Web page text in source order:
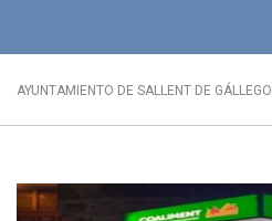
AYUNTAMIENTO DE SALLENT DE GÁLLEGO